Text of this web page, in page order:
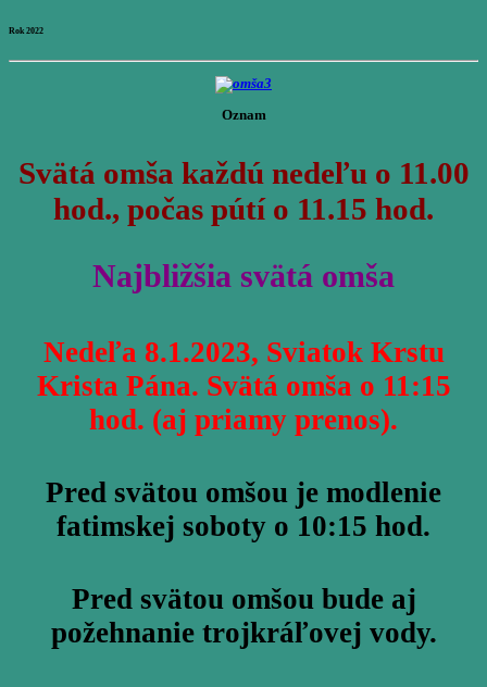
Rok 2022
Oznam
Svätá omša každú nedeľu o 11.00
hod., počas pútí o 11.15 hod.
Najbližšia svätá omša
Nedeľa 8.1.2023, Sviatok Krstu
Krista Pána. Svätá omša o 11:15
hod. (aj priamy prenos).
Pred svätou omšou je modlenie
fatimskej soboty o 10:15 hod.
Pred svätou omšou bude aj
požehnanie trojkráľovej vody.